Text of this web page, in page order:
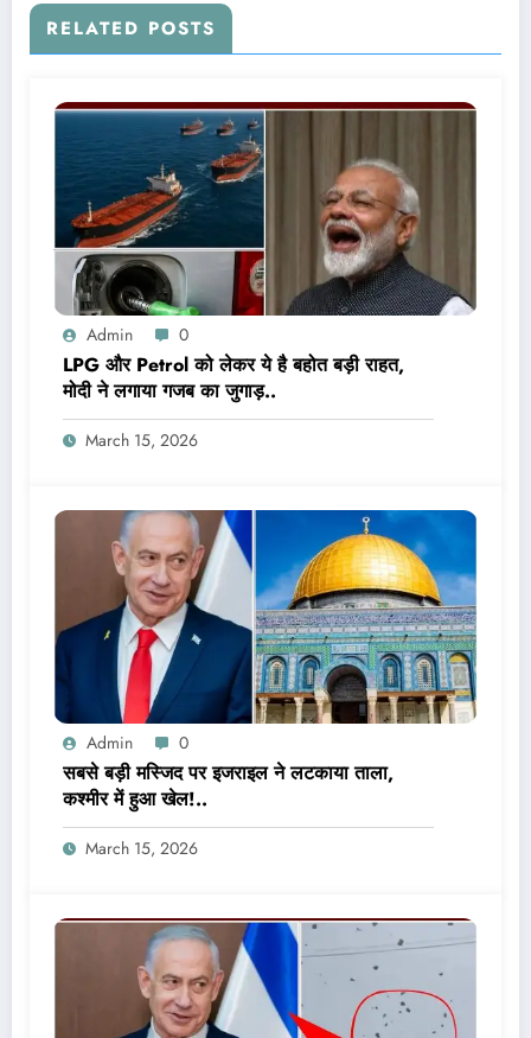
RELATED POSTS
Admin 0
LPG और Petrol को लेकर ये है बहोत बड़ी राहत,
मोदी ने लगाया गजब का जुगाड़..
March 15, 2026
Admin 0
सबसे बड़ी मस्जिद पर इजराइल ने लटकाया ताला,
कश्मीर में हुआ खेल!..
March 15, 2026